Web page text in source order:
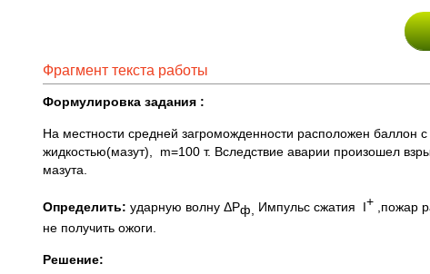
Фрагмент текста работы
Формулировка задания :
На местности средней загроможденности расположен баллон
жидкостью(мазут), m=100 т. Вследствие аварии произошел
мазута.
Определить: ударную волну ΔРф, Импульс сжатия I+ ,пожар
не получить ожоги.
Решение: